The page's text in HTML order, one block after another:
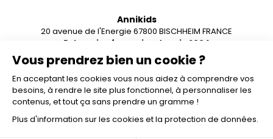
Vous prendrez bien un cookie ?
En acceptant les cookies vous nous aidez à comprendre vos
besoins, à rendre le site plus fonctionnel, à personnaliser les
contenus, et tout ça sans prendre un gramme !
Plus d'information sur les cookies et la protection de données.
Annikids
20 avenue de l'Energie 67800 BISCHHEIM FRANCE
Entreprise française depuis 2004